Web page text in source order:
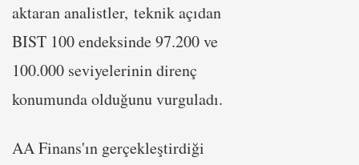
aktaran analistler, teknik açıdan
BIST 100 endeksinde 97.200 ve
100.000 seviyelerinin direnç
konumunda olduğunu vurguladı.
AA Finans'ın gerçekleştirdiği